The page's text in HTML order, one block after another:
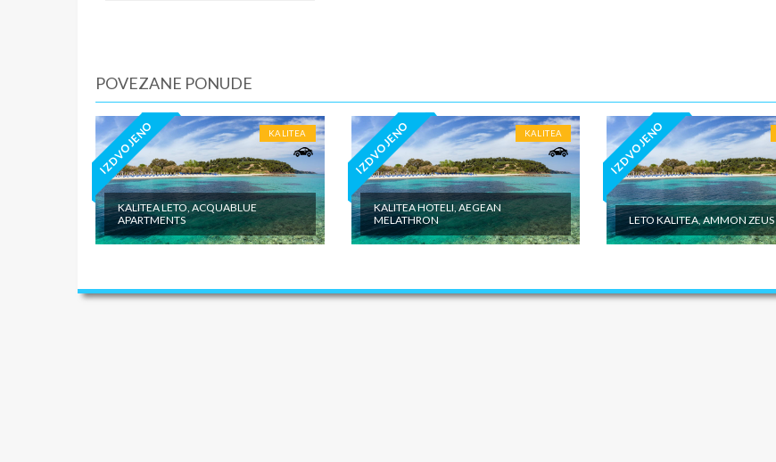
plaćaju u valuti domicilne zemlje na licu mesta. - individualne troškove.
POVEZANE PONUDE
IZDVOJENO KALITEA
KALITEA LETO, ACQUABLUE
APARTMENTS
IZDVOJENO KALITEA
KALITEA HOTELI, AEGEAN
MELATHRON
IZDVOJENO
LETO KALITEA, AMMON ZEUS